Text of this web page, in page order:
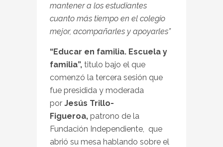
mantener a los estudiantes
cuanto más tiempo en el colegio
mejor, acompañarles y apoyarles”
“Educar en familia. Escuela y
familia”, titulo bajo el que
comenzó la tercera sesión que
fue presidida y moderada
por Jesús Trillo-
Figueroa, patrono de la
Fundación Independiente, que
abrió su mesa hablando sobre el